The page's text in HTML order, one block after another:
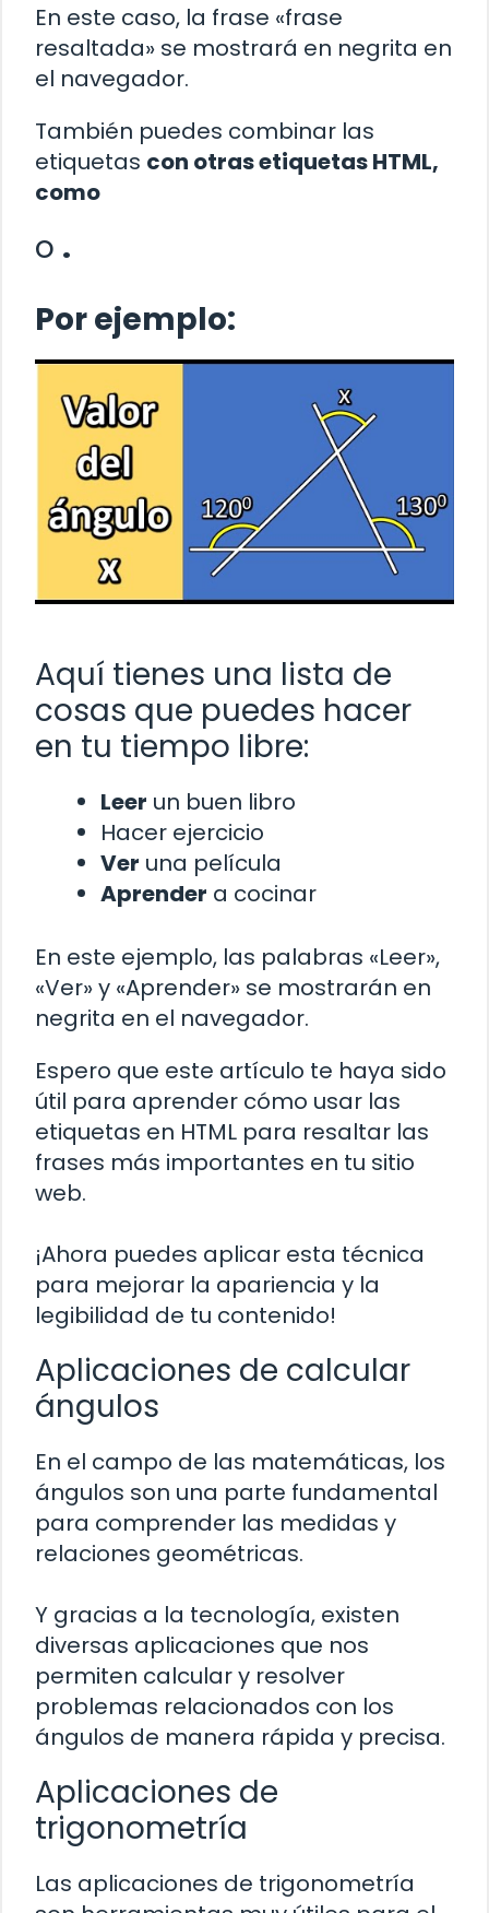
En este caso, la frase «frase
resaltada» se mostrará en negrita en
el navegador.
También puedes combinar las
etiquetas con otras etiquetas HTML,
como
o .
Por ejemplo:
Aquí tienes una lista de
cosas que puedes hacer
en tu tiempo libre:
Leer un buen libro
Hacer ejercicio
Ver una película
Aprender a cocinar
En este ejemplo, las palabras «Leer»,
«Ver» y «Aprender» se mostrarán en
negrita en el navegador.
Espero que este artículo te haya sido
útil para aprender cómo usar las
etiquetas en HTML para resaltar las
frases más importantes en tu sitio
web.
¡Ahora puedes aplicar esta técnica
para mejorar la apariencia y la
legibilidad de tu contenido!
Aplicaciones de calcular
ángulos
En el campo de las matemáticas, los
ángulos son una parte fundamental
para comprender las medidas y
relaciones geométricas.
Y gracias a la tecnología, existen
diversas aplicaciones que nos
permiten calcular y resolver
problemas relacionados con los
ángulos de manera rápida y precisa.
Aplicaciones de
trigonometría
Las aplicaciones de trigonometría